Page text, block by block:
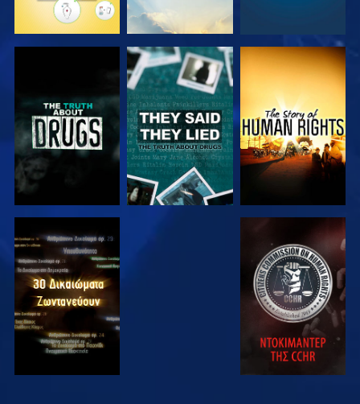
ΠΑΡΑΚΟΛΟΥΘΗΣΤΕ ΠΑΡΑΚΟΛΟΥΘΗΣΤΕ ΠΑΡΑΚΟΛΟΥΘΗΣΤΕ
ΠΑΡΑΚΟΛΟΥΘΗΣΤΕ ΠΑΡΑΚΟΛΟΥΘΗΣΤΕ